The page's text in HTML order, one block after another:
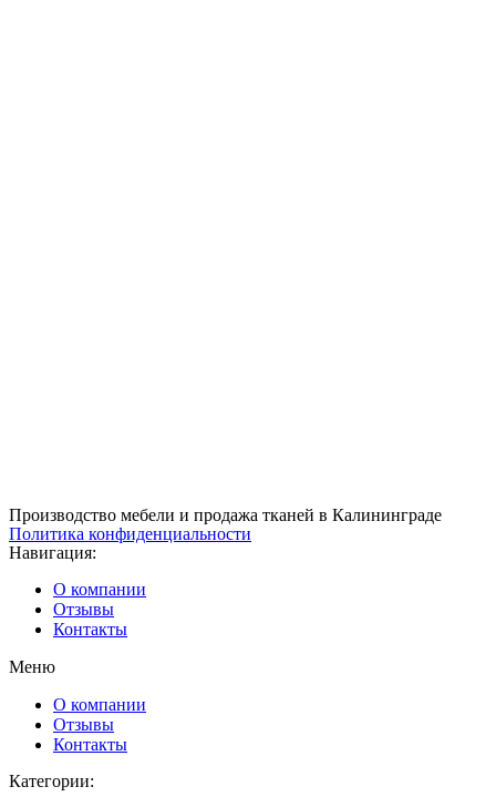
Производство мебели и продажа тканей в Калининграде
Политика конфиденциальности
Навигация:
О компании
Отзывы
Контакты
Меню
О компании
Отзывы
Контакты
Категории: